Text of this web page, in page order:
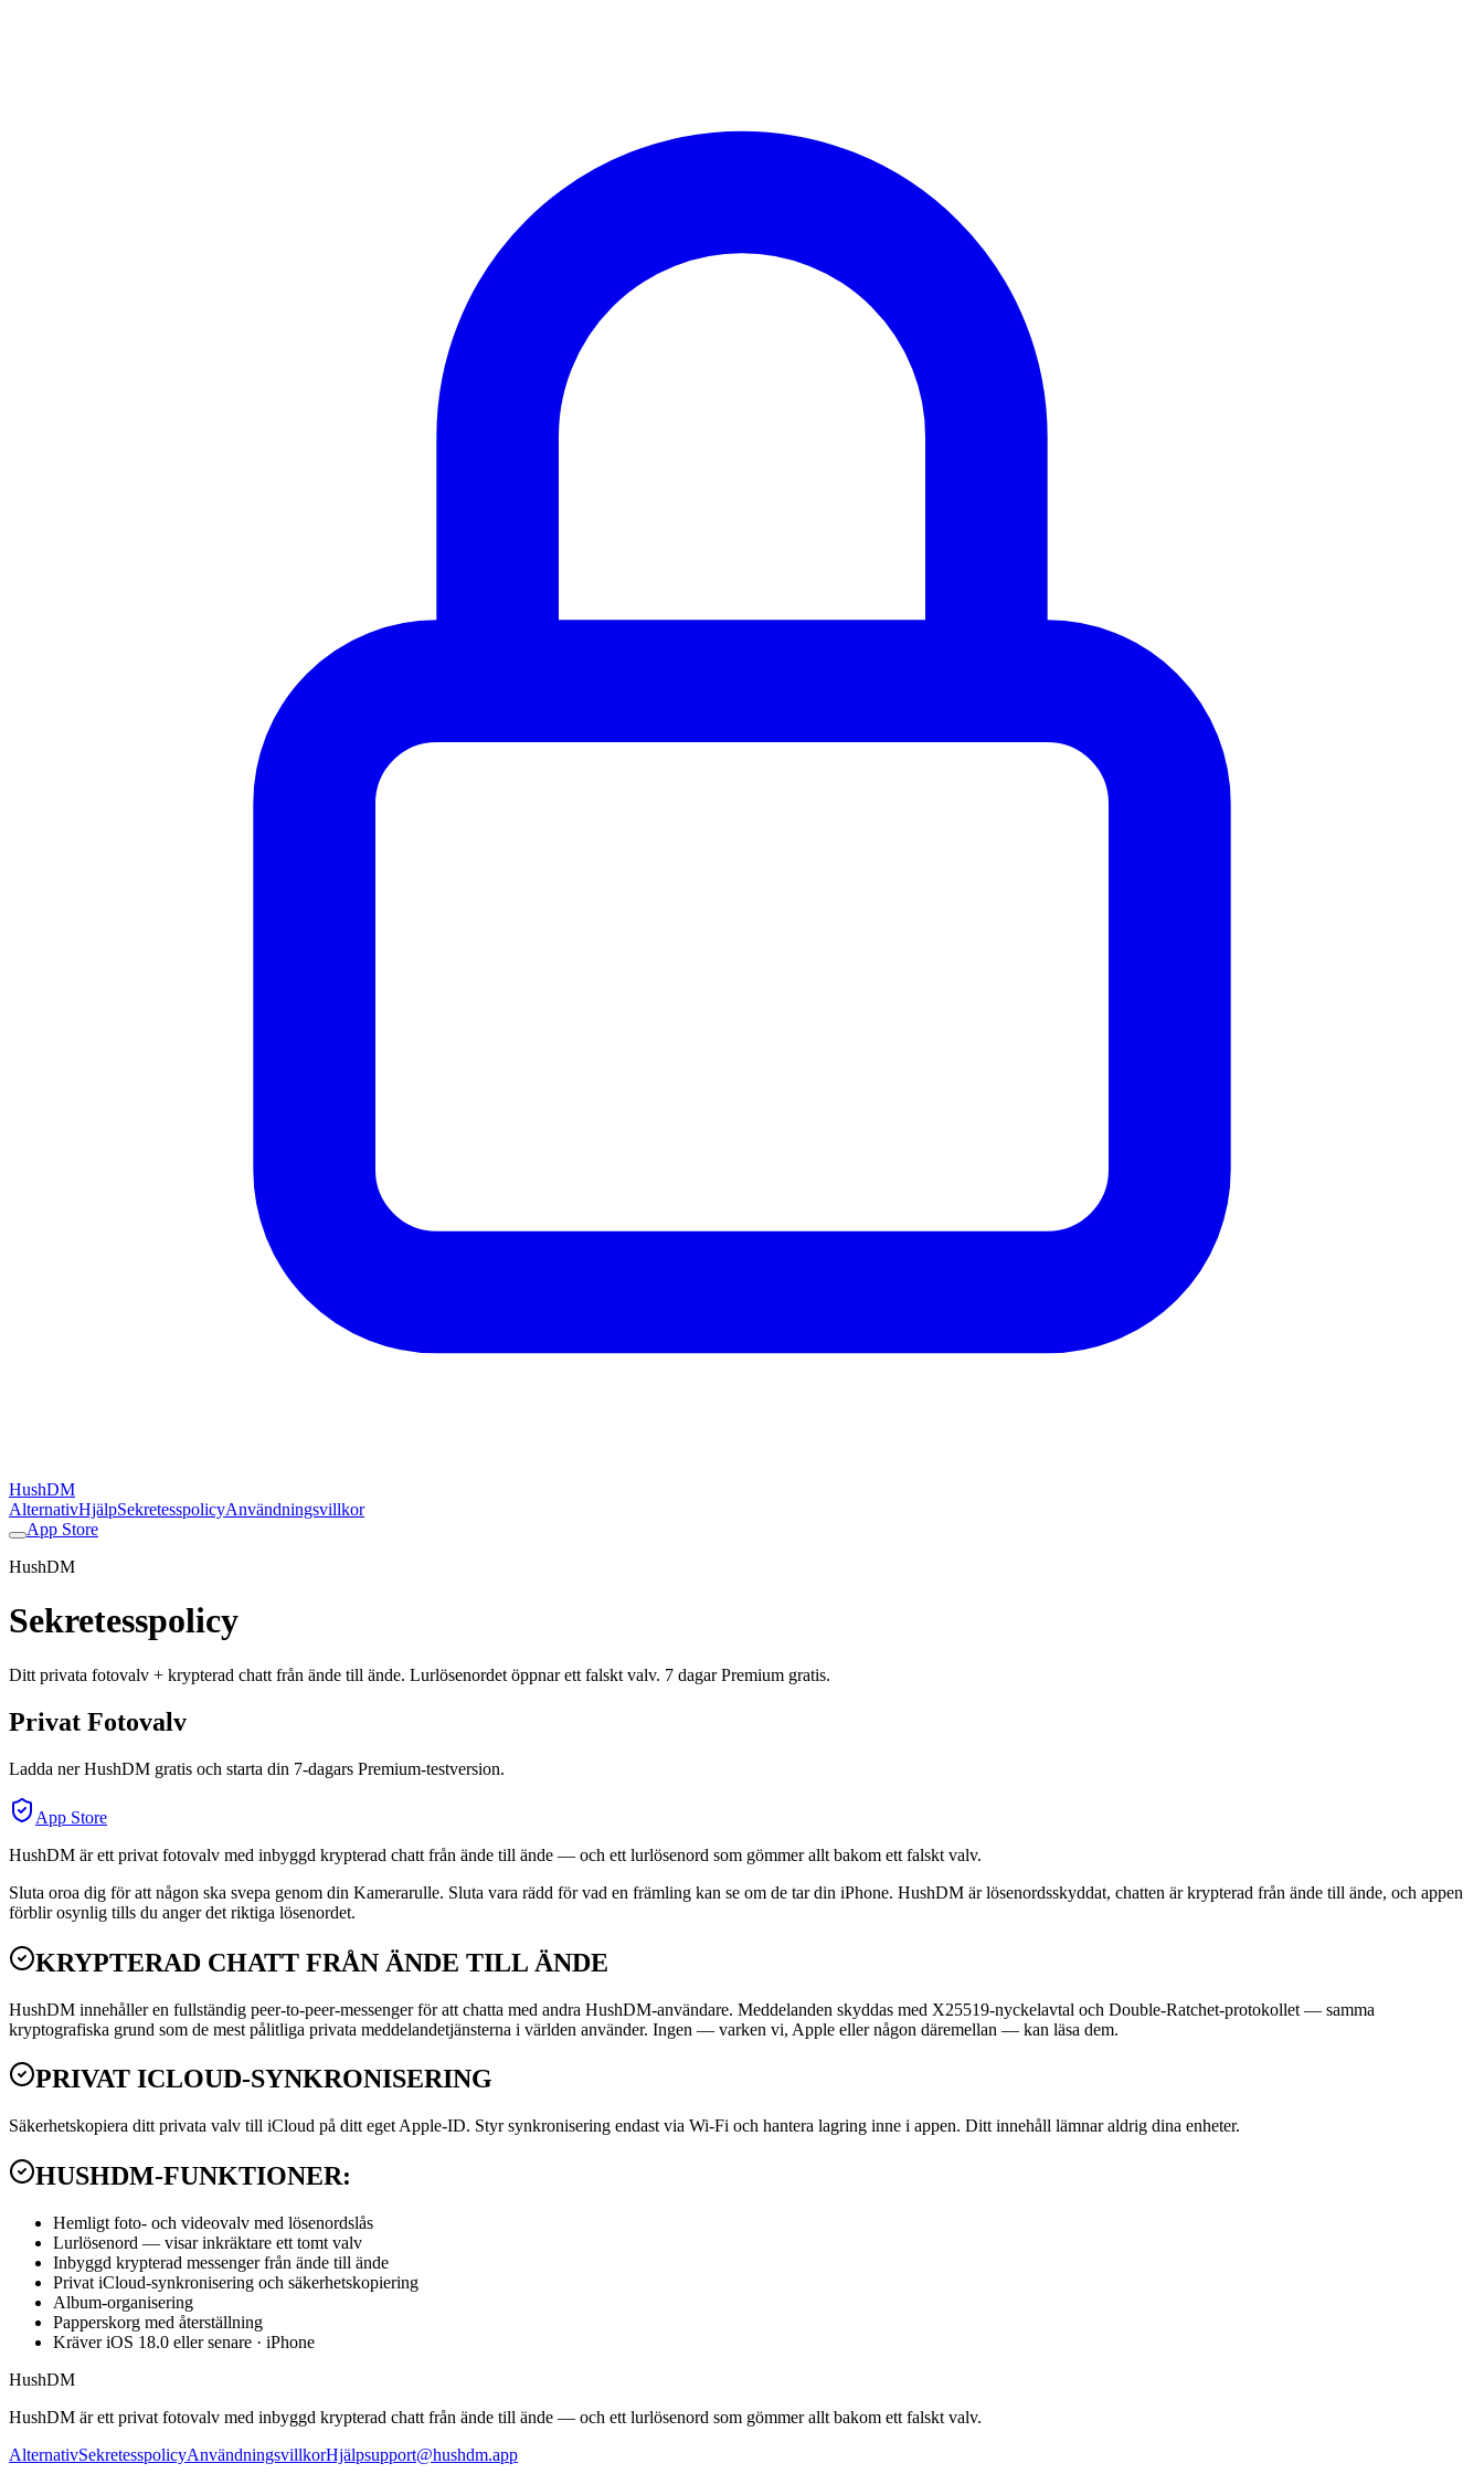
HushDM
AlternativHjälpSekretesspolicyAnvändningsvillkor
App Store
HushDM
Sekretesspolicy
Ditt privata fotovalv + krypterad chatt från ände till ände. Lurlösenordet öppnar ett falskt valv. 7 dagar Premium gratis.
Privat Fotovalv
Ladda ner HushDM gratis och starta din 7-dagars Premium-testversion.
App Store
HushDM är ett privat fotovalv med inbyggd krypterad chatt från ände till ände — och ett lurlösenord som gömmer allt bakom ett falskt valv.
Sluta oroa dig för att någon ska svepa genom din Kamerarulle. Sluta vara rädd för vad en främling kan se om de tar din iPhone. HushDM är lösenordsskyddat, chatten är krypterad från ände till ände, och appen
förblir osynlig tills du anger det riktiga lösenordet.
KRYPTERAD CHATT FRÅN ÄNDE TILL ÄNDE
HushDM innehåller en fullständig peer-to-peer-messenger för att chatta med andra HushDM-användare. Meddelanden skyddas med X25519-nyckelavtal och Double-Ratchet-protokollet — samma
kryptografiska grund som de mest pålitliga privata meddelandetjänsterna i världen använder. Ingen — varken vi, Apple eller någon däremellan — kan läsa dem.
PRIVAT ICLOUD-SYNKRONISERING
Säkerhetskopiera ditt privata valv till iCloud på ditt eget Apple-ID. Styr synkronisering endast via Wi-Fi och hantera lagring inne i appen. Ditt innehåll lämnar aldrig dina enheter.
HUSHDM-FUNKTIONER:
Hemligt foto- och videovalv med lösenordslås
Lurlösenord — visar inkräktare ett tomt valv
Inbyggd krypterad messenger från ände till ände
Privat iCloud-synkronisering och säkerhetskopiering
Album-organisering
Papperskorg med återställning
Kräver iOS 18.0 eller senare · iPhone
HushDM
HushDM är ett privat fotovalv med inbyggd krypterad chatt från ände till ände — och ett lurlösenord som gömmer allt bakom ett falskt valv.
AlternativSekretesspolicyAnvändningsvillkorHjälpsupport@hushdm.app